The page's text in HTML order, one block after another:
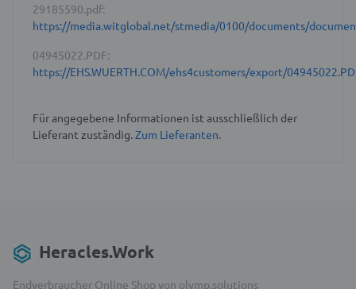
29185590.pdf:
https://media.witglobal.net/stmedia/0100/documents/
04945022.PDF:
https://EHS.WUERTH.COM/ehs4customers/export/
Für angegebene Informationen ist ausschließlich der
Lieferant zuständig.Zum Lieferanten.
Heracles.Work
Endverbraucher Online Shop von olymp.solutions